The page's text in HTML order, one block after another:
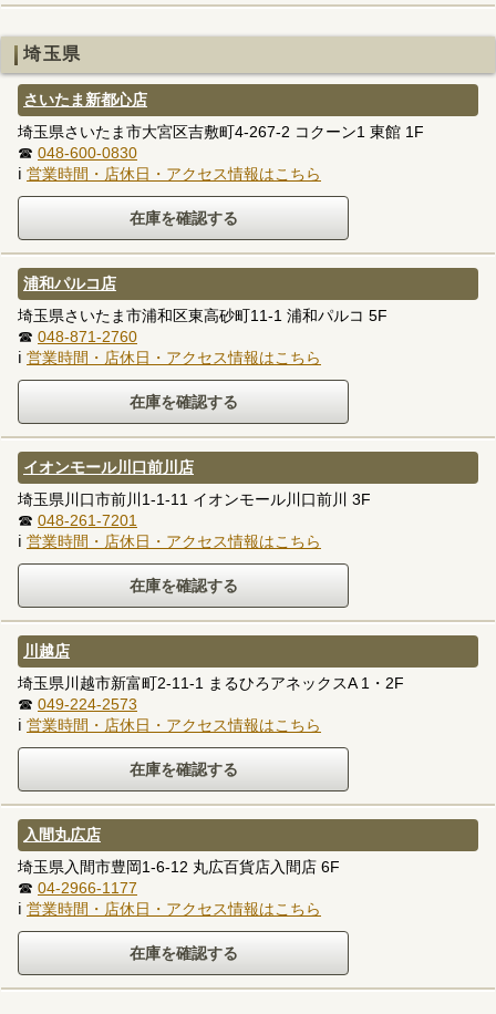
埼玉県
さいたま新都心店
埼玉県さいたま市大宮区吉敷町4-267-2 コクーン1 東館 1F
☎ 048-600-0830
ℹ 営業時間・店休日・アクセス情報はこちら
浦和パルコ店
埼玉県さいたま市浦和区東高砂町11-1 浦和パルコ 5F
☎ 048-871-2760
ℹ 営業時間・店休日・アクセス情報はこちら
イオンモール川口前川店
埼玉県川口市前川1-1-11 イオンモール川口前川 3F
☎ 048-261-7201
ℹ 営業時間・店休日・アクセス情報はこちら
川越店
埼玉県川越市新富町2-11-1 まるひろアネックスA 1・2F
☎ 049-224-2573
ℹ 営業時間・店休日・アクセス情報はこちら
入間丸広店
埼玉県入間市豊岡1-6-12 丸広百貨店入間店 6F
☎ 04-2966-1177
ℹ 営業時間・店休日・アクセス情報はこちら